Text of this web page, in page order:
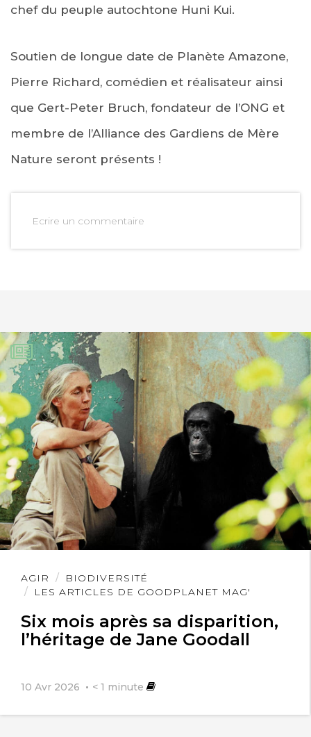
chef du peuple autochtone Huni Kui.
Soutien de longue date de Planète Amazone,
Pierre Richard, comédien et réalisateur ainsi
que Gert-Peter Bruch, fondateur de l’ONG et
membre de l’Alliance des Gardiens de Mère
Nature seront présents !
Ecrire un commentaire
AGIR
BIODIVERSITÉ
LES ARTICLES DE GOODPLANET MAG'
Six mois après sa disparition,
l’héritage de Jane Goodall
10 Avr 2026 < 1 minute
Lire
l'article